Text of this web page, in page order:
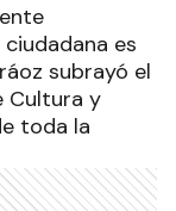
es
subrayó el
Cultura y
toda la